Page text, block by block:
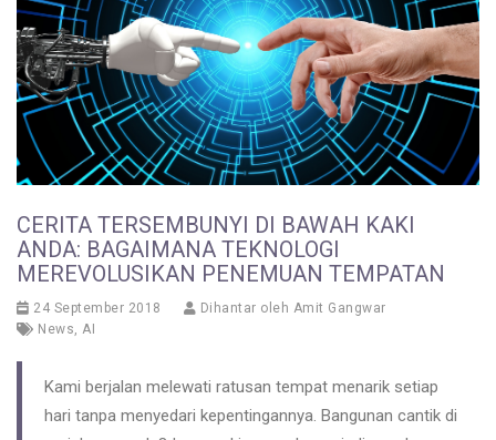
CERITA TERSEMBUNYI DI BAWAH KAKI
ANDA: BAGAIMANA TEKNOLOGI
MEREVOLUSIKAN PENEMUAN TEMPATAN
24 September 2018 Dihantar oleh Amit Gangwar
News, AI
Kami berjalan melewati ratusan tempat menarik setiap
hari tanpa menyedari kepentingannya. Bangunan cantik di